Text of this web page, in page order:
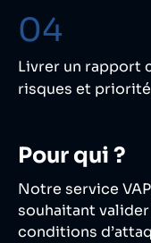
04
Livrer un rapport
risques et
Pour qui ?
Notre service
souhaitant
conditions